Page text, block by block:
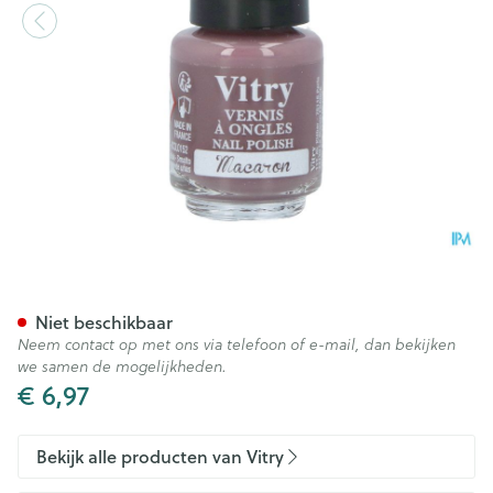
€ 6,97
Niet beschikbaar
Neem contact op met ons via telefoon of e-mail, dan bekijken
we samen de mogelijkheden.
Bekijk alle producten van Vitry